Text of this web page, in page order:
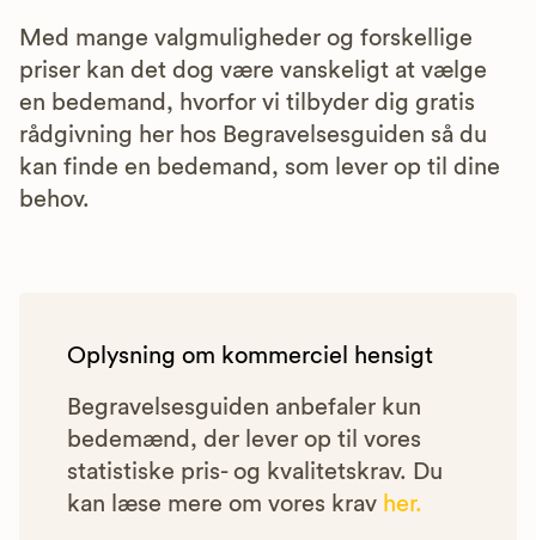
Med mange valgmuligheder og forskellige
priser kan det dog være vanskeligt at vælge
en bedemand, hvorfor vi tilbyder dig gratis
rådgivning her hos Begravelsesguiden så du
kan finde en bedemand, som lever op til dine
behov.
Oplysning om kommerciel hensigt
Begravelsesguiden anbefaler kun
bedemænd, der lever op til vores
statistiske pris- og kvalitetskrav. Du
kan læse mere om vores krav her.